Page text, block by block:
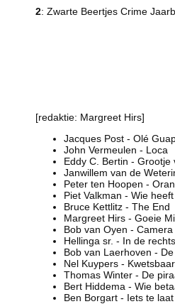
2: Zwarte Beertjes Crime
[redaktie: Margreet Hirs]
Jacques Post - Olé
John Vermeulen - Loca
Eddy C. Bertin - Grootje
Janwillem van de
Peter ten Hoopen -
Piet Valkman - Wie
Bruce Kettlitz - The End
Margreet Hirs - Goeie
Bob van Oyen -
Hellinga sr. - In de
Bob van Laerhoven -
Nel Kuypers -
Thomas Winter - De
Bert Hiddema - Wie
Ben Borgart - Iets te laat